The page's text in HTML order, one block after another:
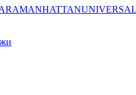
MANHATTANUNIVERSAL